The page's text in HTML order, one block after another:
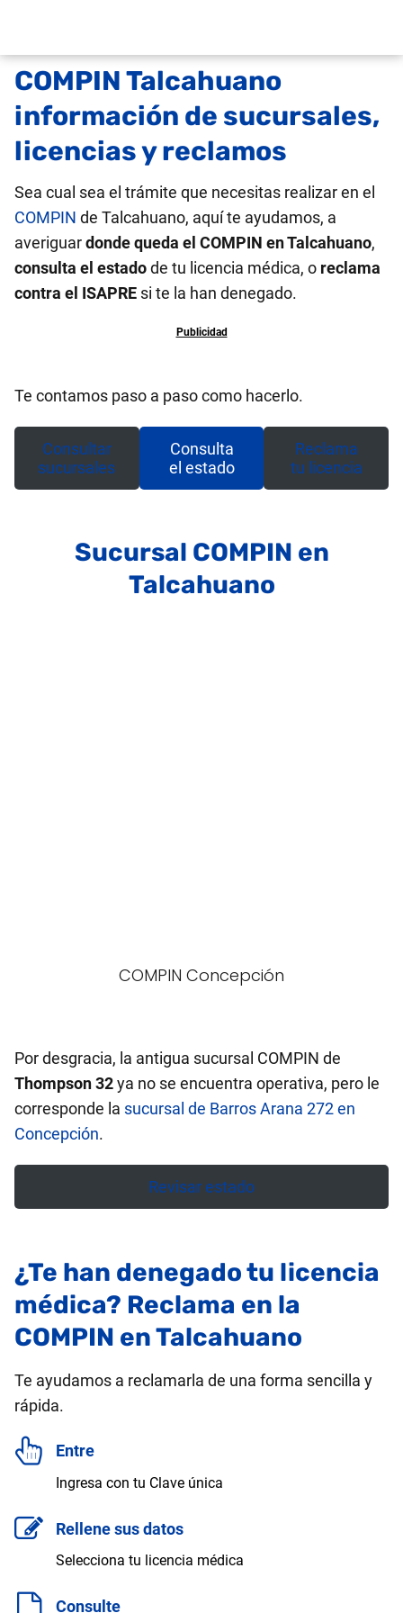
COMPIN Talcahuano
información de sucursales,
licencias y reclamos
Sea cual sea el trámite que necesitas realizar en el
COMPIN de Talcahuano, aquí te ayudamos, a
averiguardonde queda el COMPIN en Talcahuano,
consulta el estadode tu licencia médica, o reclama
contra el ISAPRE si te la han denegado.
Te contamos paso a paso como hacerlo.
Consultar
sucursales
Consulta
el estado
Reclama
tu licencia
Sucursal COMPIN en
Talcahuano
COMPIN Concepción
Por desgracia, la antigua sucursal COMPIN de
Thompson 32ya no se encuentra operativa, pero le
corresponde la sucursal de Barros Arana 272 en
Concepción.
Revisar estado
¿Te han denegado tu licencia
médica? Reclama en la
COMPIN en Talcahuano
Te ayudamos a reclamarla de una forma sencilla y
rápida.
Entre
Ingresa con tu Clave única
Rellene sus datos
Selecciona tu licencia médica
Consulte